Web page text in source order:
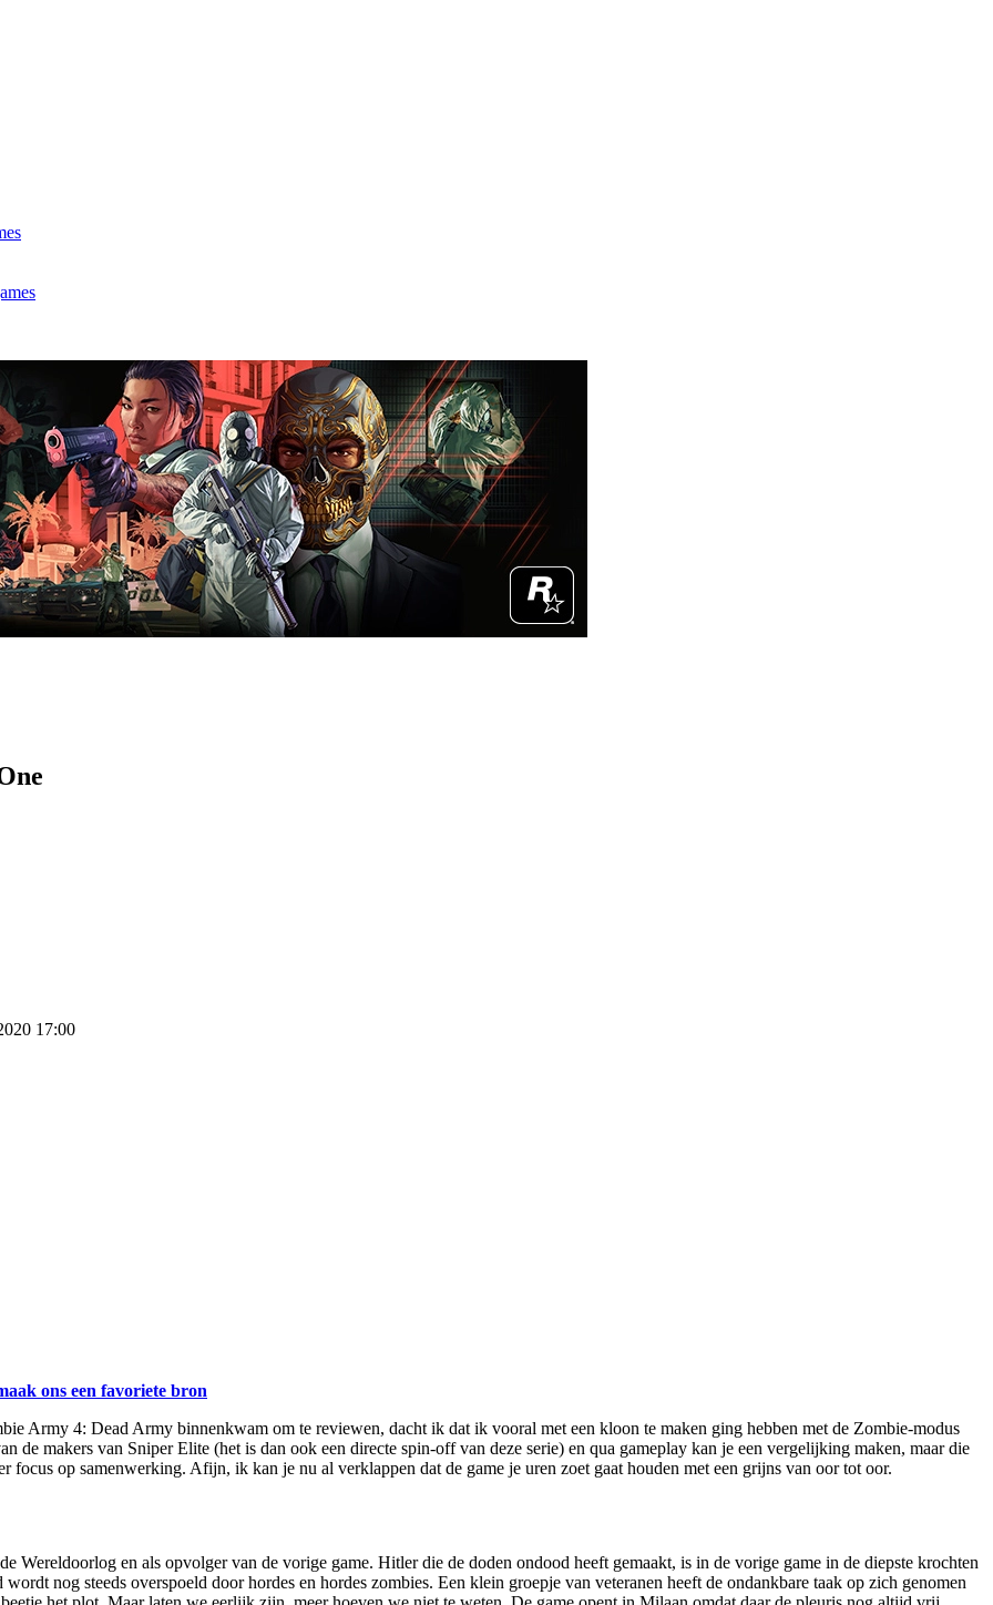
17:00
ons een favoriete bron
Army 4: Dead Army binnenkwam om te reviewen, dacht ik dat ik vooral met een kloon te maken ging hebben met de Zombie-modus
makers van Sniper Elite (het is dan ook een directe spin-off van deze serie) en qua gameplay kan je een vergelijking maken, maar die
op samenwerking. Afijn, ik kan je nu al verklappen dat de game je uren zoet gaat houden met een grijns van oor tot oor.
Wereldoorlog en als opvolger van de vorige game. Hitler die de doden ondood heeft gemaakt, is in de vorige game in de diepste krochten
nog steeds overspoeld door hordes en hordes zombies. Een klein groepje van veteranen heeft de ondankbare taak op zich genomen